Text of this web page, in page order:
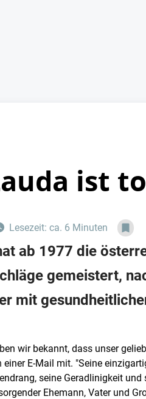
ist
Lesezeit: ca. 6 Minuten
ab 1977 die
gemeistert,
mit
wir bekannt, dass unser
E-Mail mit. "Seine
seine Geradlinigkeit
Ehemann, Vater und